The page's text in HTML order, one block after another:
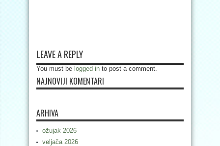
LEAVE A REPLY
You must be logged in to post a comment.
NAJNOVIJI KOMENTARI
ARHIVA
ožujak 2026
veljača 2026